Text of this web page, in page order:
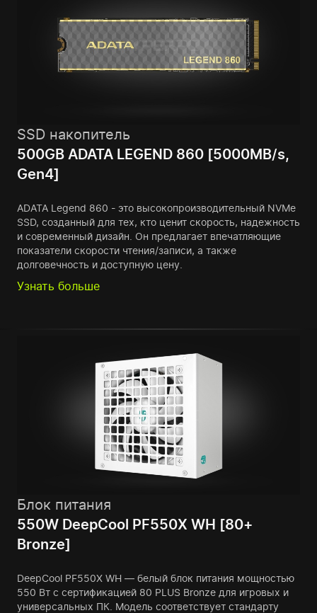
SSD накопитель
500GB ADATA LEGEND 860 [5000MB/s,
Gen4]
ADATA Legend 860 - это высокопроизводительный NVMe
SSD, созданный для тех, кто ценит скорость, надежность
и современный дизайн. Он предлагает впечатляющие
показатели скорости чтения/записи, а также
долговечность и доступную цену.
Узнать больше
Блок питания
550W DeepCool PF550X WH [80+
Bronze]
DeepCool PF550X WH — белый блок питания мощностью
550 Вт с сертификацией 80 PLUS Bronze для игровых и
универсальных ПК. Модель соответствует стандарту